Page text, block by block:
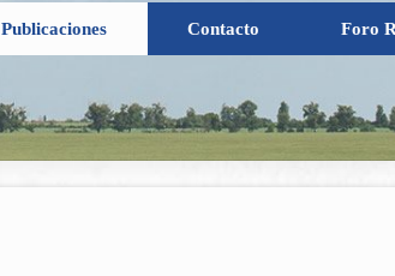
Publicaciones Contacto Foro